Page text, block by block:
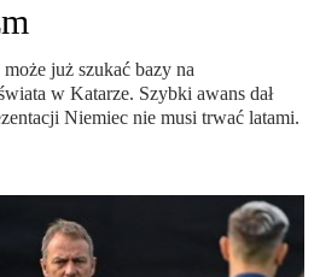
już szukać bazy na
w Katarze. Szybki awans dał
Niemiec nie musi trwać latami.